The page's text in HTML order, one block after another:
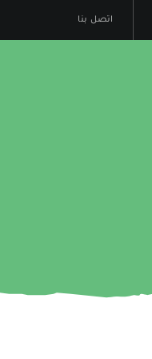
اتصل بنا